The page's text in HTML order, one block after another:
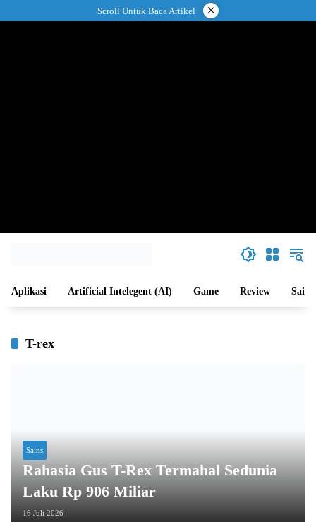
ke
Scroll Untuk Baca Artikel ×
Aplikasi Artificial Intelegent (AI) Game Review Sains
T-rex
Sains
Rahasia Gus T-Rex Termahal Sedunia
Laku Rp 906 Miliar
16 Juli 2026